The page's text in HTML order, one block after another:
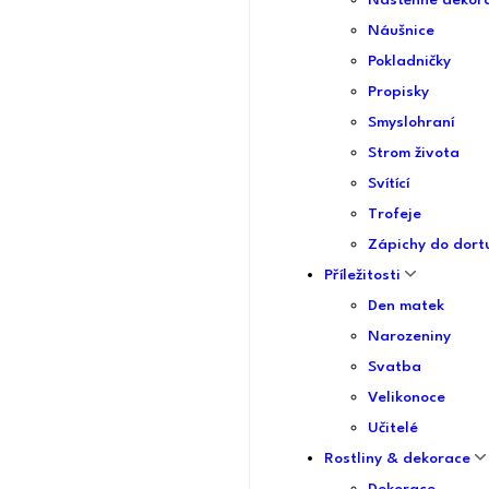
Náušnice
Pokladničky
Propisky
Smyslohraní
Strom života
Svítící
Trofeje
Zápichy do
Příležitosti
Den matek
Narozeniny
Svatba
Velikonoce
Učitelé
Rostliny & dekorace